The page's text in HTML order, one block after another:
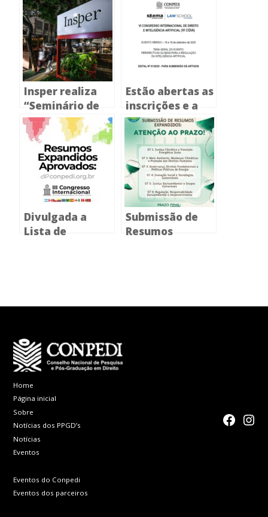
Insper realiza
“Seminário de
Pesquisa sobre
Emendas
Parlamentares”
Estão abertas as
inscrições e a
submissão de
resumos
expandidos para
o VI Congresso
Internacional de
Direito e
Inteligência
Artificial
Divulgada a
Lista de
Direito, Políticas
Internet
Submissão de
Resumos
Home
Página inicial
Sobre
Notícias dos PPGD’s
Notícias
Eventos
Eventos do Conpedi
Eventos dos parceiros